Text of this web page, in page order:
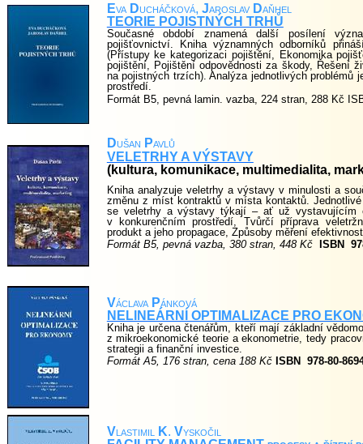
Václava Pánková
NELINEÁRNÍ OPTIMALIZACE PRO
Kniha je určena čtenářům, kteří mají základní
z mikroekonomické teorie a ekonometrie, tedy
strategii a finanční investice.
Formát A5, 176 stran, cena 188 Kč ISBN 978-80-
Vlastimil K. Vyskočil
Dušan Pavlů
VELETRHY A VÝSTAVY
(kultura, komunikace, multimedialita,
Kniha analyzuje veletrhy a výstavy v minulosti a
změnu z míst kontraktů v místa kontaktů.
se veletrhy a výstavy týkají – ať už vystavujícím
v konkurenčním prostředí, Tvůrčí příprava
produkt a jeho propagace, Způsoby měření
Formát B5, pevná vazba, 380 stran, 448 Kč
ISBN
Eva Ducháčková, Jaroslav Daňhel
TEORIE POJISTNÝCH TRHŮ
Současné období znamená další posílení
pojišťovnictví. Kniha významných odborníků
(Přístupy ke kategorizaci pojištění, Ekonomika
pojištění, Pojištění odpovědnosti za škody, Řešení
na pojistných trzích). Analýza jednotlivých problémů
prostředí.
Formát B5, pevná lamin. vazba, 224 stran, 288 Kč